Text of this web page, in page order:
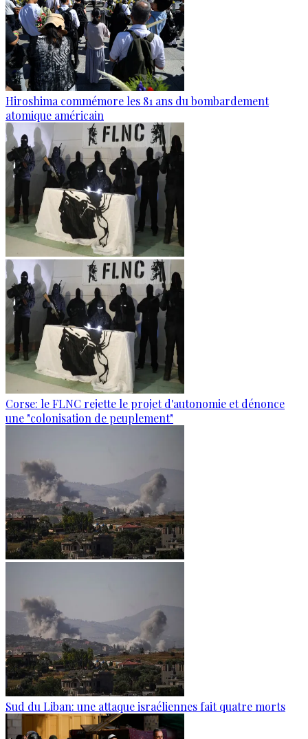
Hiroshima commémore les 81 ans du bombardement
atomique américain
Corse: le FLNC rejette le projet d'autonomie et dénonce
une "colonisation de peuplement"
Sud du Liban: une attaque israéliennes fait quatre morts